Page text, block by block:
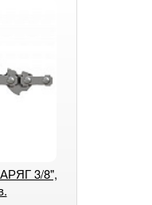
3/8",